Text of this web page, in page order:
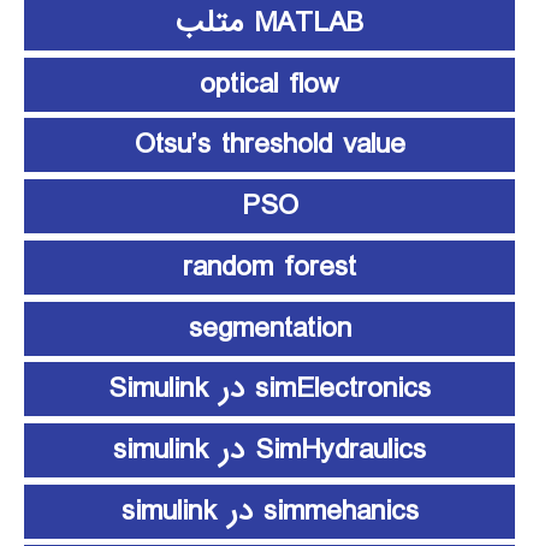
MATLAB متلب
optical flow
Otsu’s threshold value
PSO
random forest
segmentation
simElectronics در Simulink
SimHydraulics در simulink
simmehanics در simulink